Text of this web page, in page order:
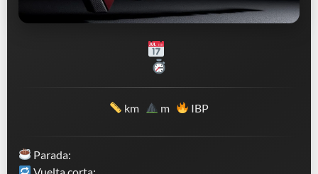
km m IBP
Parada:
Vuelta corta: